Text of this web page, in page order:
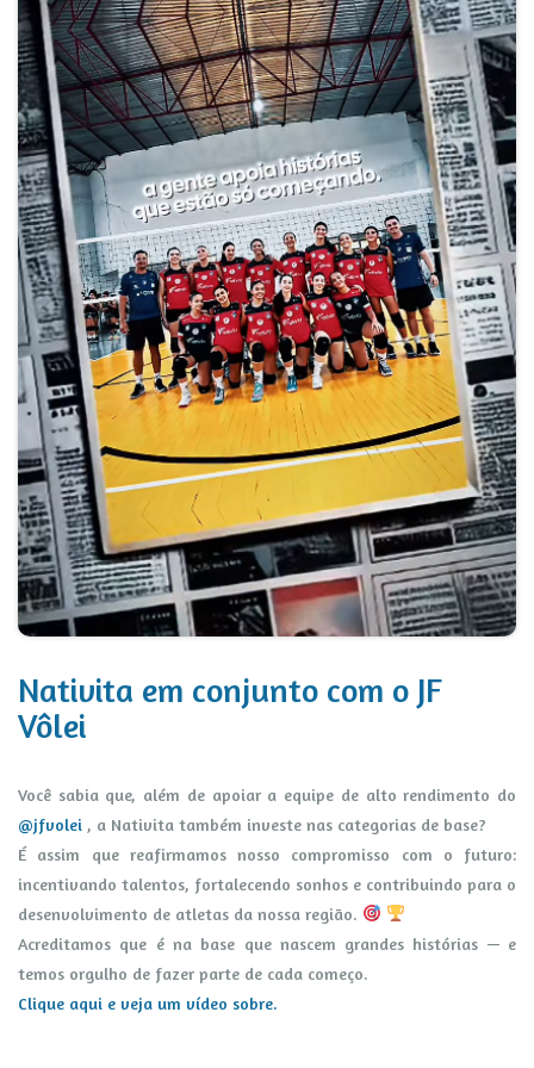
Nativita em conjunto com o JF
Vôlei
Você sabia que, além de apoiar a equipe de alto rendimento do
@jfvolei , a Nativita também investe nas categorias de base?
É assim que reafirmamos nosso compromisso com o futuro:
incentivando talentos, fortalecendo sonhos e contribuindo para o
desenvolvimento de atletas da nossa região.
Acreditamos que é na base que nascem grandes histórias — e
temos orgulho de fazer parte de cada começo.
Clique aqui e veja um vídeo sobre.